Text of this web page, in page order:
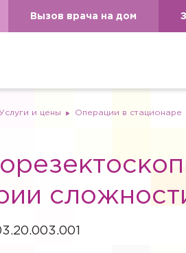
Вызов врача на дом
и цены Операции в стационаре